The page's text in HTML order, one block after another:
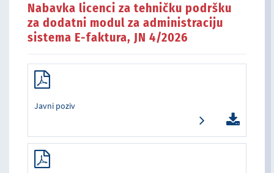
Nabavka licenci za tehničku podršku
za dodatni modul za administraciju
sistema E-faktura, JN 4/2026
Javni poziv